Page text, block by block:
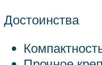
Достоинства